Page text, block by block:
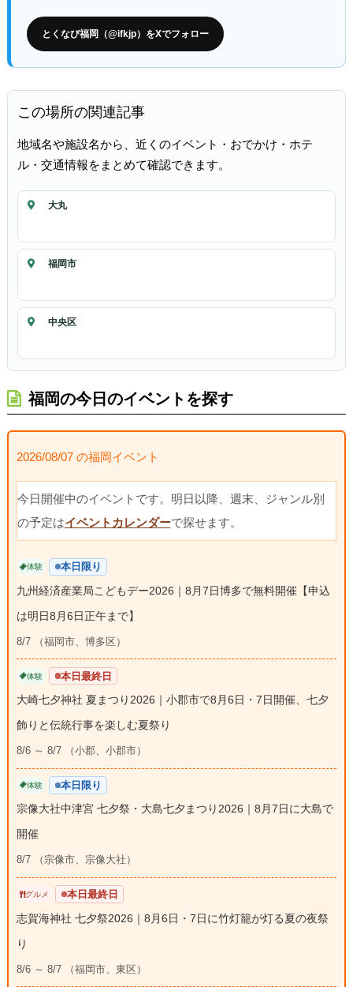
とくなび福岡（@ifkjp）をXでフォロー
この場所の関連記事
地域名や施設名から、近くのイベント・おでかけ・ホテ
ル・交通情報をまとめて確認できます。
大丸
福岡市
中央区
福岡の今日のイベントを探す
2026/08/07 の福岡イベント
今日開催中のイベントです。明日以降、週末、ジャンル別
の予定はイベントカレンダーで探せます。
体験 本日限り
九州経済産業局こどもデー2026｜8月7日博多で無料開催【申込
は明日8月6日正午まで】
8/7 （福岡市、博多区）
体験 本日最終日
大崎七夕神社 夏まつり2026｜小郡市で8月6日・7日開催、七夕
飾りと伝統行事を楽しむ夏祭り
8/6 ～ 8/7 （小郡、小郡市）
体験 本日限り
宗像大社中津宮 七夕祭・大島七夕まつり2026｜8月7日に大島で
開催
8/7 （宗像市、宗像大社）
グルメ 本日最終日
志賀海神社 七夕祭2026｜8月6日・7日に竹灯籠が灯る夏の夜祭
り
8/6 ～ 8/7 （福岡市、東区）